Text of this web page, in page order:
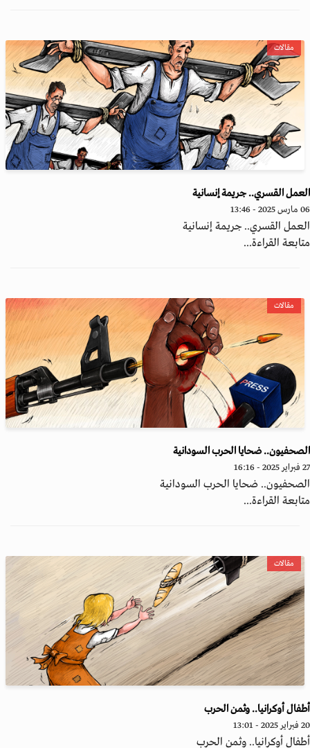
مقالات
القسري.. جريمة إنسانية
13:46
القسري.. جريمة إنسانية
القراءة...
مقالات
ضحايا الحرب السودانية
ضحايا الحرب السودانية
القراءة...
مقالات
أوكرانيا.. وثمن الحرب
13:01
أوكرانيا.. وثمن الحرب